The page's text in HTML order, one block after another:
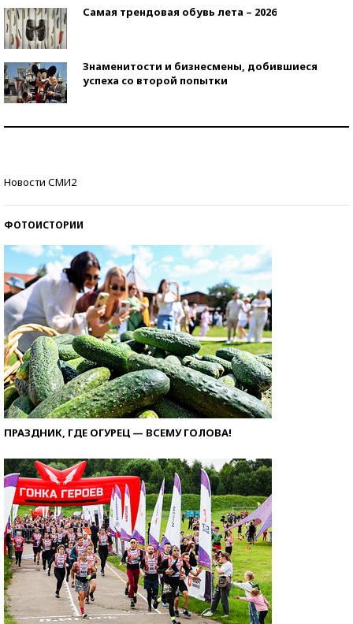
Самая трендовая обувь лета – 2026
Знаменитости и бизнесмены, добившиеся
успеха со второй попытки
Новости СМИ2
ФОТОИСТОРИИ
ПРАЗДНИК, ГДЕ ОГУРЕЦ — ВСЕМУ ГОЛОВА!